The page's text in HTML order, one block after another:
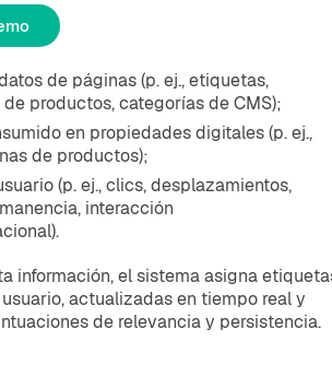
de páginas (p. ej., etiquetas,
productos, categorías de CMS);
en propiedades digitales (p. ej.,
de productos);
(p. ej., clics, desplazamientos,
interacción
información, el sistema asigna
actualizadas en tiempo real y
de relevancia y persistencia.